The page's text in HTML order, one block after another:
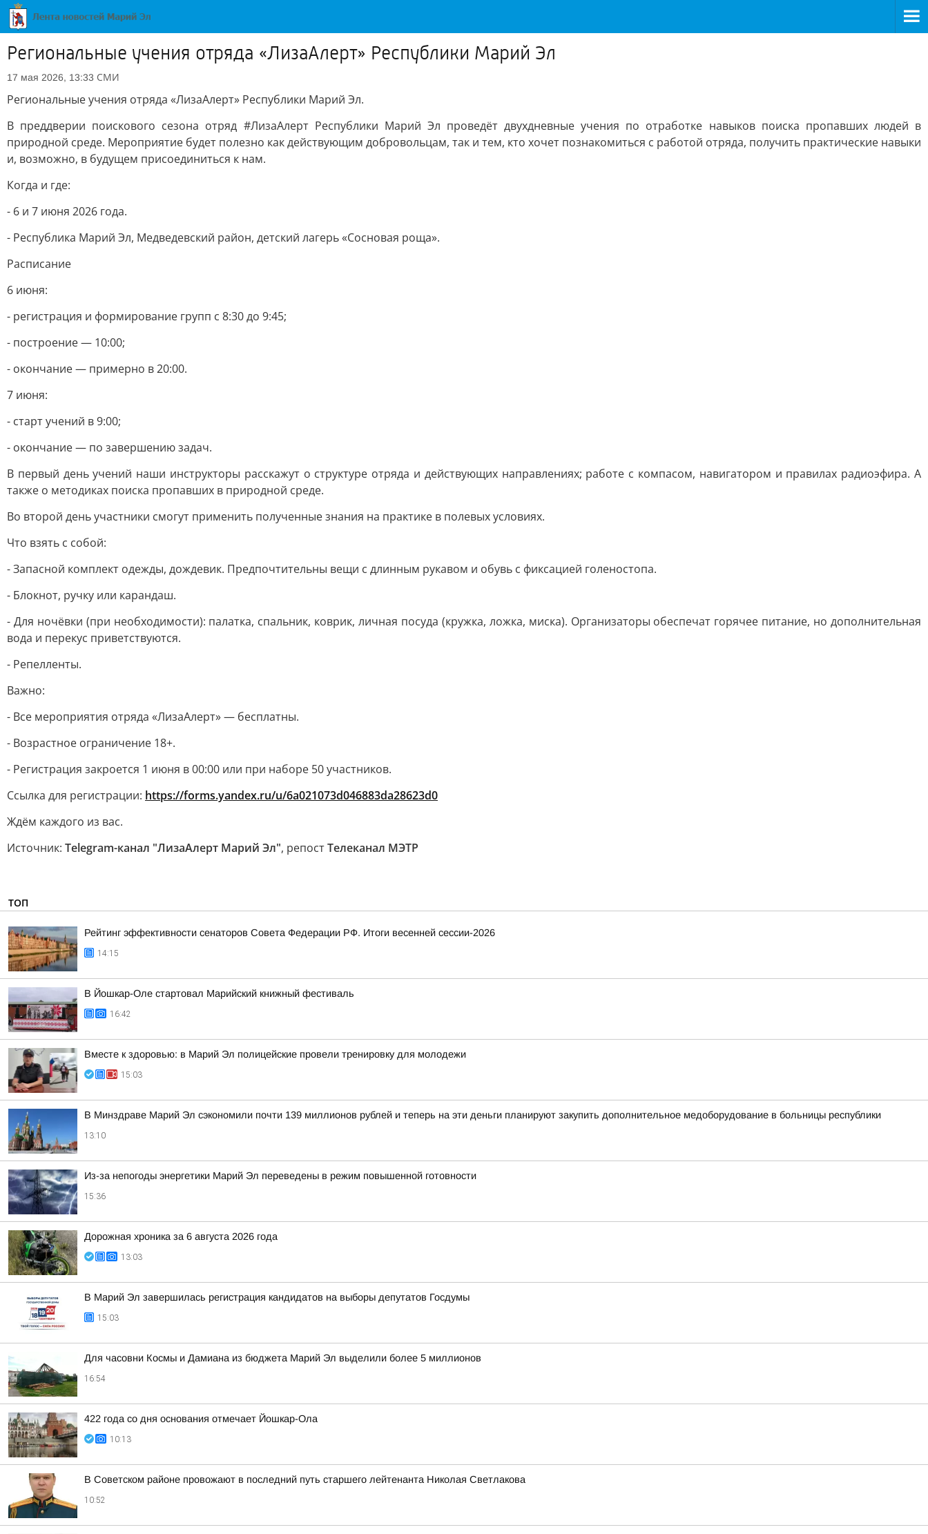
Региональные учения отряда «ЛизаАлерт» Республики Марий Эл
17 мая 2026, 13:33 СМИ
Региональные учения отряда «ЛизаАлерт» Республики Марий Эл.
В преддверии поискового сезона отряд #ЛизаАлерт Республики Марий Эл проведёт двухдневные учения по отработке навыков поиска пропавших людей в
природной среде. Мероприятие будет полезно как действующим добровольцам, так и тем, кто хочет познакомиться с работой отряда, получить практические навыки
и, возможно, в будущем присоединиться к нам.
Когда и где:
- 6 и 7 июня 2026 года.
- Республика Марий Эл, Медведевский район, детский лагерь «Сосновая роща».
Расписание
6 июня:
- регистрация и формирование групп с 8:30 до 9:45;
- построение — 10:00;
- окончание — примерно в 20:00.
7 июня:
- старт учений в 9:00;
- окончание — по завершению задач.
В первый день учений наши инструкторы расскажут о структуре отряда и действующих направлениях; работе с компасом, навигатором и правилах радиоэфира. А
также о методиках поиска пропавших в природной среде.
Во второй день участники смогут применить полученные знания на практике в полевых условиях.
Что взять с собой:
- Запасной комплект одежды, дождевик. Предпочтительны вещи с длинным рукавом и обувь с фиксацией голеностопа.
- Блокнот, ручку или карандаш.
- Для ночёвки (при необходимости): палатка, спальник, коврик, личная посуда (кружка, ложка, миска). Организаторы обеспечат горячее питание, но дополнительная
вода и перекус приветствуются.
- Репелленты.
Важно:
- Все мероприятия отряда «ЛизаАлерт» — бесплатны.
- Возрастное ограничение 18+.
- Регистрация закроется 1 июня в 00:00 или при наборе 50 участников.
Ссылка для регистрации: https://forms.yandex.ru/u/6a021073d046883da28623d0
Ждём каждого из вас.
Источник: Telegram-канал "ЛизаАлерт Марий Эл", репостТелеканал МЭТР
ТОП
Рейтинг эффективности сенаторов Совета Федерации РФ. Итоги весенней сессии-2026
14:15
В Йошкар-Оле стартовал Марийский книжный фестиваль
16:42
Вместе к здоровью: в Марий Эл полицейские провели тренировку для молодежи
15:03
В Минздраве Марий Эл сэкономили почти 139 миллионов рублей и теперь на эти деньги планируют закупить дополнительное медоборудование в больницы республики
13:10
Из-за непогоды энергетики Марий Эл переведены в режим повышенной готовности
15:36
Дорожная хроника за 6 августа 2026 года
13:03
В Марий Эл завершилась регистрация кандидатов на выборы депутатов Госдумы
15:03
Для часовни Космы и Дамиана из бюджета Марий Эл выделили более 5 миллионов
16:54
422 года со дня основания отмечает Йошкар-Ола
10:13
В Советском районе провожают в последний путь старшего лейтенанта Николая Светлакова
10:52